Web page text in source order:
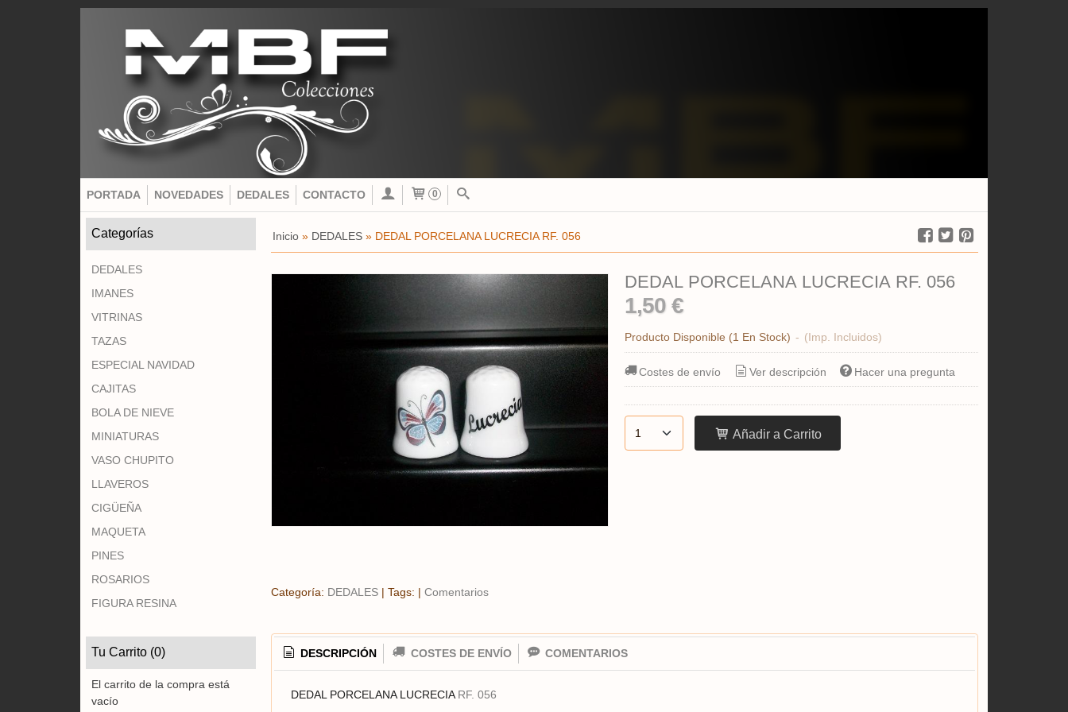
PORTADA NOVEDADES DEDALES CONTACTO 0
Categorías
DEDALES
IMANES
VITRINAS
TAZAS
ESPECIAL NAVIDAD
CAJITAS
BOLA DE NIEVE
MINIATURAS
VASO CHUPITO
LLAVEROS
CIGÜEÑA
MAQUETA
PINES
ROSARIOS
FIGURA RESINA
Tu Carrito (0)
El carrito de la compra está
vacío
Inicio» DEDALES» DEDAL PORCELANA LUCRECIA RF. 056
DEDAL PORCELANA LUCRECIA RF. 056
1,50 €
Producto Disponible (1 En Stock) - (Imp. Incluidos)
Costes de envío Ver descripción Hacer una pregunta
Añadir a Carrito
Categoría: DEDALES| Tags: | Comentarios
DESCRIPCIÓN COSTES DE ENVÍO COMENTARIOS
DEDAL PORCELANA LUCRECIA RF. 056